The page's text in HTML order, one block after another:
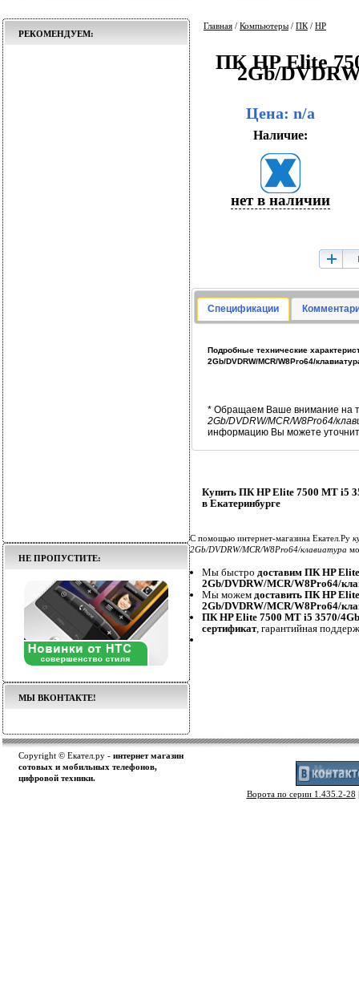
РЕКОМЕНДУЕМ:
НЕ ПРОПУСТИТЕ:
МЫ ВКОНТАКТЕ!
Главная / Компьютеры / ПК / HP
ПК HP Elite
2Gb/
Цена: n/a
Наличие:
нет в наличии
Спецификации
Подробные технические
2Gb/DVDRW/MCR/W8Pro64/
* Обращаем Ваше внимание на
2Gb/DVDRW/MCR/W8Pro64/
информацию Вы можете
Купить ПК HP Elite 7500 MT i5
в Екатеринбурге
С помощью интернет-магазина Екател.Ру
2Gb/DVDRW/MCR/W8Pro64/клавиатура
Мы быстро доставим ПК HP
2Gb/DVDRW/MCR/W8Pro64/
Мы можем доставить ПК HP
2Gb/DVDRW/MCR/W8Pro64/
ПК HP Elite 7500 MT i5 3570/
сертификат, гарантийная
Copyright © Екател.ру - интернет магазин
сотовых и мобильных телефонов,
цифровой техники.
Ворота по серии 1.435.2-28